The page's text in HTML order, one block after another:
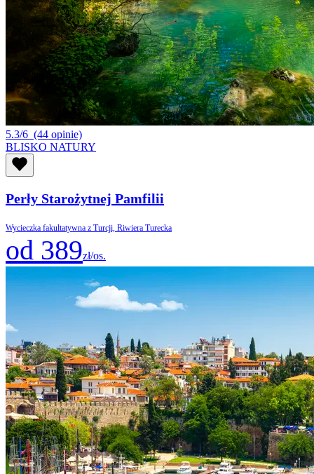
5.3/6 (44 opinie)
BLISKO NATURY
Perły Starożytnej Pamfilii
Wycieczka fakultatywna z Turcji, Riwiera Turecka
od 389zł/os.